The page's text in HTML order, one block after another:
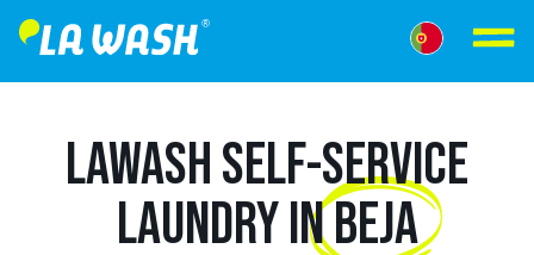
LAWASH SELF-SERVICE
LAUNDRY IN BEJA